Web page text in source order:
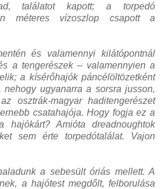
találatot kapott; a torpedó
méteres vízoszlop csapott a
és valamennyi kilátópontnál
a tengerészek – valamennyien a
a kísérőhajók páncélöltözetként
ugyanarra a sorsra jusson,
osztrák-magyar haditengerészet
csatahajója. Hogy fogja ez a
hajókárt? Amióta dreadnoughtok
sem érte torpedótalálat. Vajon
a sebesült óriás mellett. A
a hajótest megdőlt, felborulása